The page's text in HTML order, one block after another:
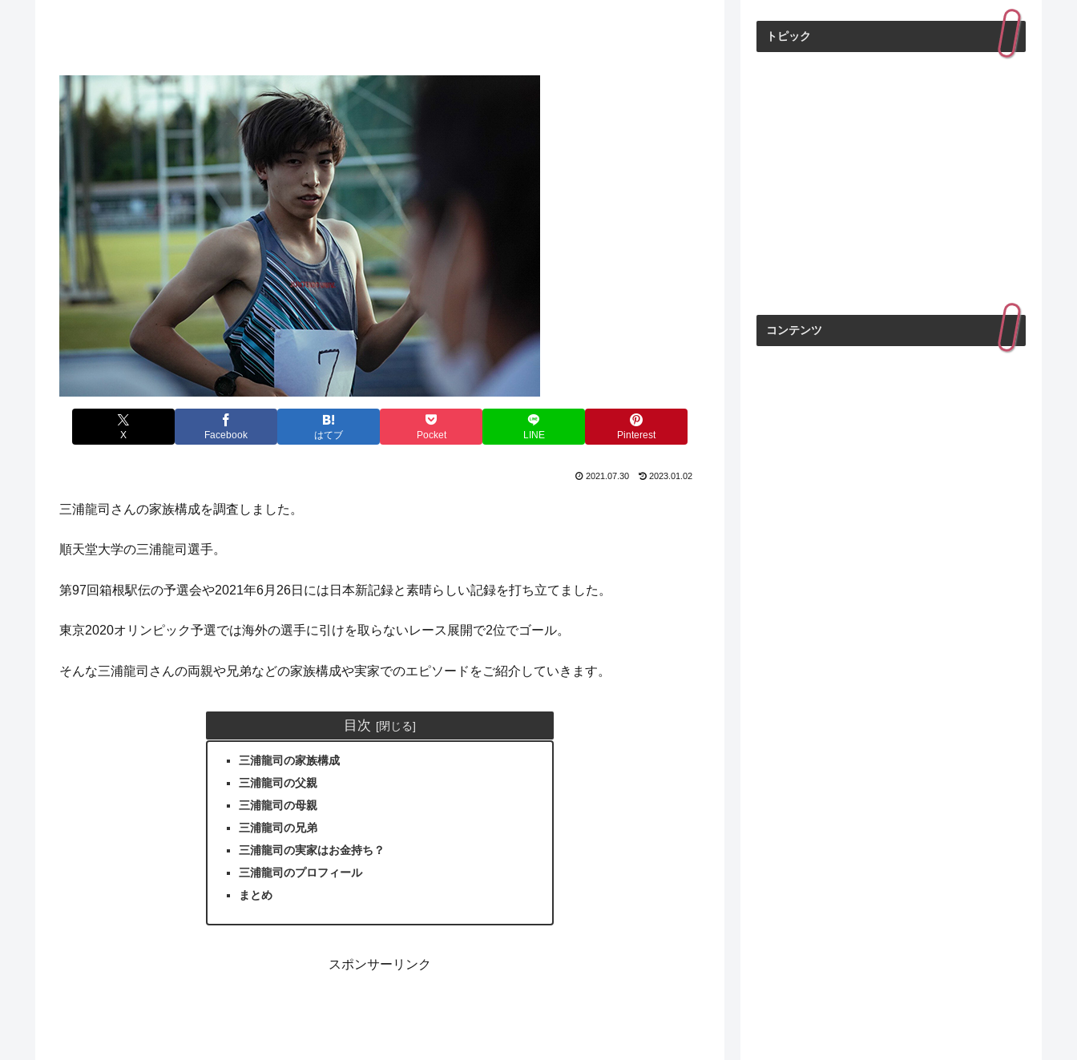
X Facebook はてブ Pocket LINE Pinterest
2021.07.30 2023.01.02
三浦龍司さんの家族構成を調査しました。
順天堂大学の三浦龍司選手。
第97回箱根駅伝の予選会や2021年6月26日には日本新記録と素晴らしい記録を打ち立てました。
東京2020オリンピック予選では海外の選手に引けを取らないレース展開で2位でゴール。
そんな三浦龍司さんの両親や兄弟などの家族構成や実家でのエピソードをご紹介していきます。
目次
三浦龍司の家族構成
三浦龍司の父親
三浦龍司の母親
三浦龍司の兄弟
三浦龍司の実家はお金持ち？
三浦龍司のプロフィール
まとめ
スポンサーリンク
トピック
コンテンツ